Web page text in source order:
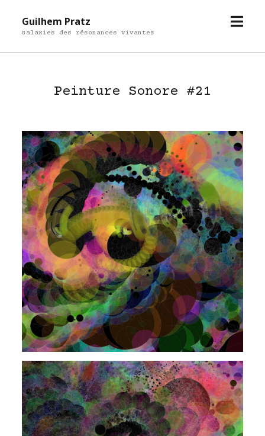
Guilhem Pratz
Galaxies des résonances vivantes
open
Peinture Sonore #21